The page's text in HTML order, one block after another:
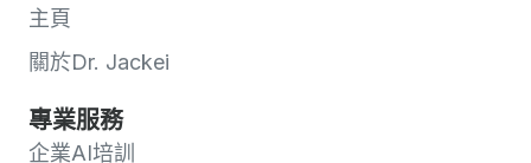
主頁
關於Dr. Jackei
專業服務
企業AI培訓